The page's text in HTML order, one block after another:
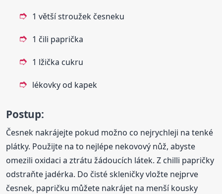
1 větší stroužek česneku
1 čili paprička
1 lžička cukru
lékovky od kapek
Postup:
Česnek nakrájejte pokud možno co nejrychleji na tenké
plátky. Použijte na to nejlépe nekovový nůž, abyste
omezili oxidaci a ztrátu žádoucích látek. Z chilli papričky
odstraňte jadérka. Do čisté skleničky vložte nejprve
česnek, papričku můžete nakrájet na menší kousky